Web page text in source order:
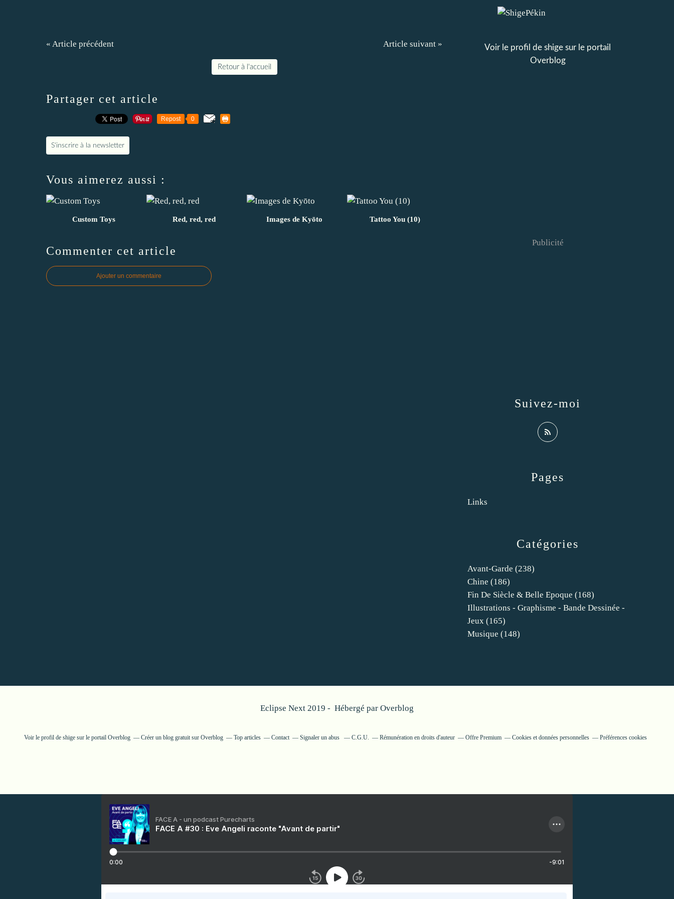
« Article précédent Article suivant »
Retour à l'accueil
Partager cet article
Repost 0
S'inscrire à la newsletter
Vous aimerez aussi :
Custom Toys Red, red, red Images de Kyōto Tattoo You (10)
Commenter cet article
Ajouter un commentaire
Catégories
Avant-Garde (238)
Chine (186)
Fin De Siècle & Belle Epoque (168)
Illustrations - Graphisme - Bande Dessinée -
Jeux (165)
Musique (148)
Pages
Links
Voir le profil de shige sur le portail
Overblog
Suivez-moi
Publicité
Eclipse Next 2019 - Hébergé par Overblog
Voir le profil de shige sur le portail Overblog Créer un blog gratuit sur Overblog Top articles Contact Signaler un abus C.G.U. Rémunération en droits d'auteur Offre Premium Cookies et données personnelles Préférences cookies
FACE A - un podcast Purecharts
FACE A #30 : Eve Angeli raconte "Avant de partir"
0:00 -9:01